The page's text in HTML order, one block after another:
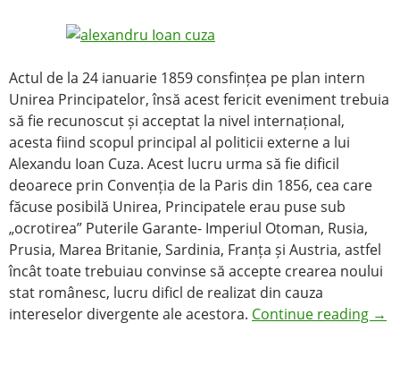
Actul de la 24 ianuarie 1859 consfințea pe plan intern
Unirea Principatelor, însă acest fericit eveniment trebuia
să fie recunoscut și acceptat la nivel internațional,
acesta fiind scopul principal al politicii externe a lui
Alexandu Ioan Cuza. Acest lucru urma să fie dificil
deoarece prin Convenția de la Paris din 1856, cea care
făcuse posibilă Unirea, Principatele erau puse sub
„ocrotirea” Puterile Garante- Imperiul Otoman, Rusia,
Prusia, Marea Britanie, Sardinia, Franța și Austria, astfel
încât toate trebuiau convinse să accepte crearea noului
stat românesc, lucru dificl de realizat din cauza
intereselor divergente ale acestora. Continue reading →